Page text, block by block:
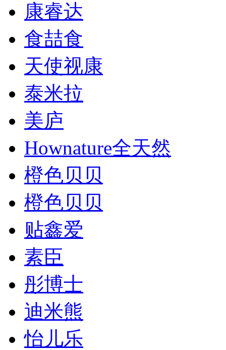
康睿达
食喆食
天使视康
泰米拉
美庐
Hownature全天然
橙色贝贝
橙色贝贝
贴鑫爱
素臣
彤博士
迪米熊
怡儿乐